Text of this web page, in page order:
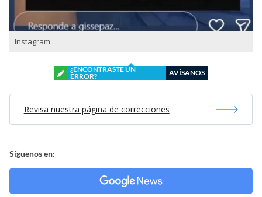
Instagram
¿ENCONTRASTE UN
ERROR?
AVÍSANOS
Revisa nuestra página de correcciones
Síguenos en: